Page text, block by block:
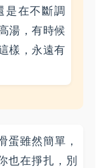
是在不斷調
湯，有時候
樣，永遠有
蛋雖然簡單，
也在掙扎，別